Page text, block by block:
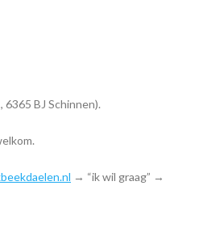
BJ Schinnen).
→ “ik wil graag” →